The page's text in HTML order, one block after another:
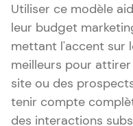
Utiliser ce modèle
leur budget
mettant l'accent sur
meilleurs pour
site ou des
tenir compte
des interactions